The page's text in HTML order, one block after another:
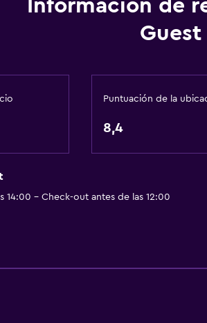
Información de
Guest
Puntuación de la
8,4
14:00 - Check-out antes de las 12:00